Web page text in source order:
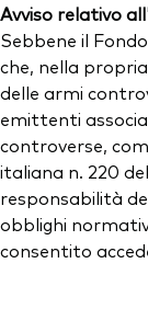
Avviso relativo
Sebbene il
che, nella
delle armi
emittenti
controverse,
italiana n. 220
responsabilità
obblighi
consentito